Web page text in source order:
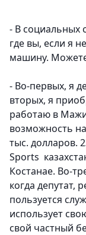
- В социальных
где вы, если я
машину. Можете
- Во-первых, я
вторых, я
работаю в
возможность
тыс. долларов.
Sports
Костанае. Во-
когда депутат,
пользуется
использует
свой частный